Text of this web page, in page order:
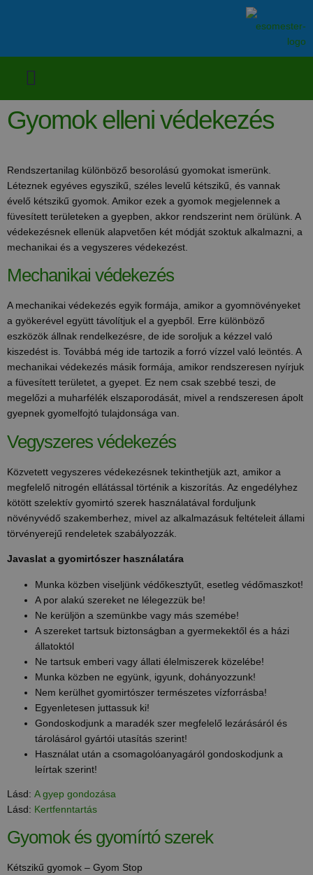
Gyomok elleni védekezés
Rendszertanilag különböző besorolású gyomokat ismerünk.
Léteznek egyéves egyszikű, széles levelű kétszikű, és vannak
évelő kétszikű gyomok. Amikor ezek a gyomok megjelennek a
füvesített területeken a gyepben, akkor rendszerint nem örülünk. A
védekezésnek ellenük alapvetően két módját szoktuk alkalmazni, a
mechanikai és a vegyszeres védekezést.
Mechanikai védekezés
A mechanikai védekezés egyik formája, amikor a gyomnövényeket
a gyökerével együtt távolítjuk el a gyepből. Erre különböző
eszközök állnak rendelkezésre, de ide soroljuk a kézzel való
kiszedést is. Továbbá még ide tartozik a forró vízzel való leöntés. A
mechanikai védekezés másik formája, amikor rendszeresen nyírjuk
a füvesített területet, a gyepet. Ez nem csak szebbé teszi, de
megelőzi a muharfélék elszaporodását, mivel a rendszeresen ápolt
gyepnek gyomelfojtó tulajdonsága van.
Vegyszeres védekezés
Közvetett vegyszeres védekezésnek tekinthetjük azt, amikor a
megfelelő nitrogén ellátással történik a kiszorítás. Az engedélyhez
kötött szelektív gyomirtó szerek használatával forduljunk
növényvédő szakemberhez, mivel az alkalmazásuk feltételeit állami
törvényerejű rendeletek szabályozzák.
Javaslat a gyomirtószer használatára
Munka közben viseljünk védőkesztyűt, esetleg védőmaszkot!
A por alakú szereket ne lélegezzük be!
Ne kerüljön a szemünkbe vagy más szemébe!
A szereket tartsuk biztonságban a gyermekektől és a házi
állatoktól
Ne tartsuk emberi vagy állati élelmiszerek közelébe!
Munka közben ne együnk, igyunk, dohányozzunk!
Nem kerülhet gyomirtószer természetes vízforrásba!
Egyenletesen juttassuk ki!
Gondoskodjunk a maradék szer megfelelő lezárásáról és
tárolásárol gyártói utasítás szerint!
Használat után a csomagolóanyagáról gondoskodjunk a
leírtak szerint!
Lásd: A gyep gondozása
Lásd: Kertfenntartás
Gyomok és gyomírtó szerek
Kétszikű gyomok – Gyom Stop